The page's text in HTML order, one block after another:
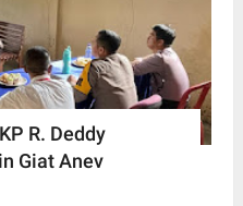
R. Deddy
Giat Anev